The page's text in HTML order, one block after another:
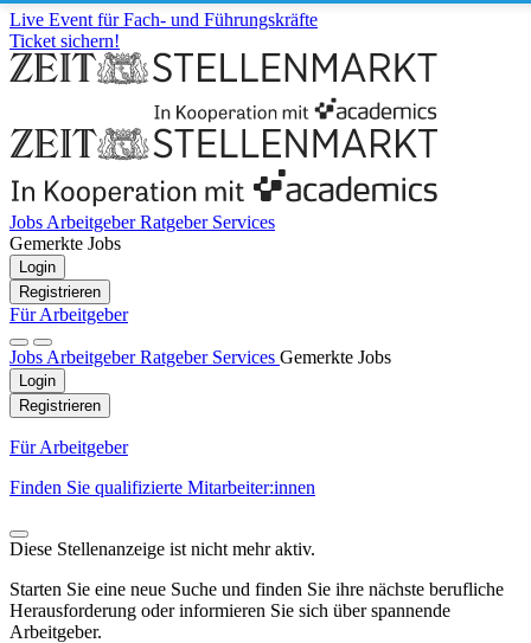
Live Event für Fach- und Führungskräfte
Ticket sichern!
Jobs ArbeitgeberRatgeber Services
Gemerkte Jobs
Login
Registrieren
Für Arbeitgeber
Jobs ArbeitgeberRatgeber Services Gemerkte Jobs
Login
Registrieren
Für Arbeitgeber
Finden Sie qualifizierte Mitarbeiter:innen
Diese Stellenanzeige ist nicht mehr aktiv.
Starten Sie eine neue Suche und finden Sie ihre nächste berufliche
Herausforderung oder informieren Sie sich über spannende
Arbeitgeber.